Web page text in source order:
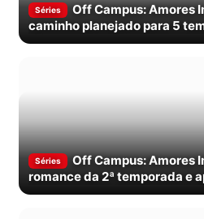
Séries
Off Campus: Amores
caminho planejado para 5
Video
Séries
Off Campus: Amores
romance da 2ª temporada e
foco